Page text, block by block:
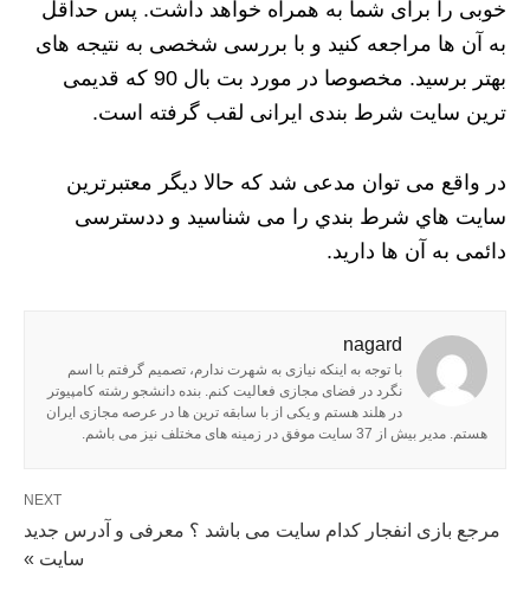
خوبی را برای شما به همراه خواهد داشت. پس حداقل
به آن ها مراجعه کنید و با بررسی شخصی به نتیجه های
بهتر برسید. مخصوصا در مورد بت بال 90 که قدیمی
ترین سایت شرط بندی ایرانی لقب گرفته است.
در واقع می توان مدعی شد که حالا دیگر معتبرترين
سايت هاي شرط بندي را می شناسید و ددسترسی
دائمی به آن ها دارید.
nagard
با توجه به اینکه نیازی به شهرت ندارم، تصمیم گرفتم با اسم
نگرد در فضای مجازی فعالیت کنم. بنده دانشجو رشته کامپیوتر
در هلند هستم و یکی از با سابقه ترین ها در عرصه مجازی ایران
هستم. مدیر بیش از 37 سایت موفق در زمینه های مختلف نیز می باشم.
NEXT
مرجع بازی انفجار کدام سایت می باشد ؟ معرفی و آدرس جدید
سایت »